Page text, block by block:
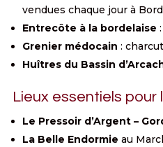
vendues chaque jour à
Entrecôte à la bordelaise
Grenier médocain :
Huîtres du Bassin
Lieux essentiels pour
Le Pressoir d’Argent –
La Belle Endormie au